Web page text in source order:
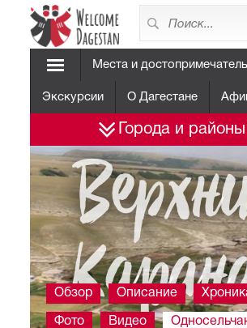
Места и
Экскурсии О Дагестане
Города и районы
Обзор Описание
Фото Видео